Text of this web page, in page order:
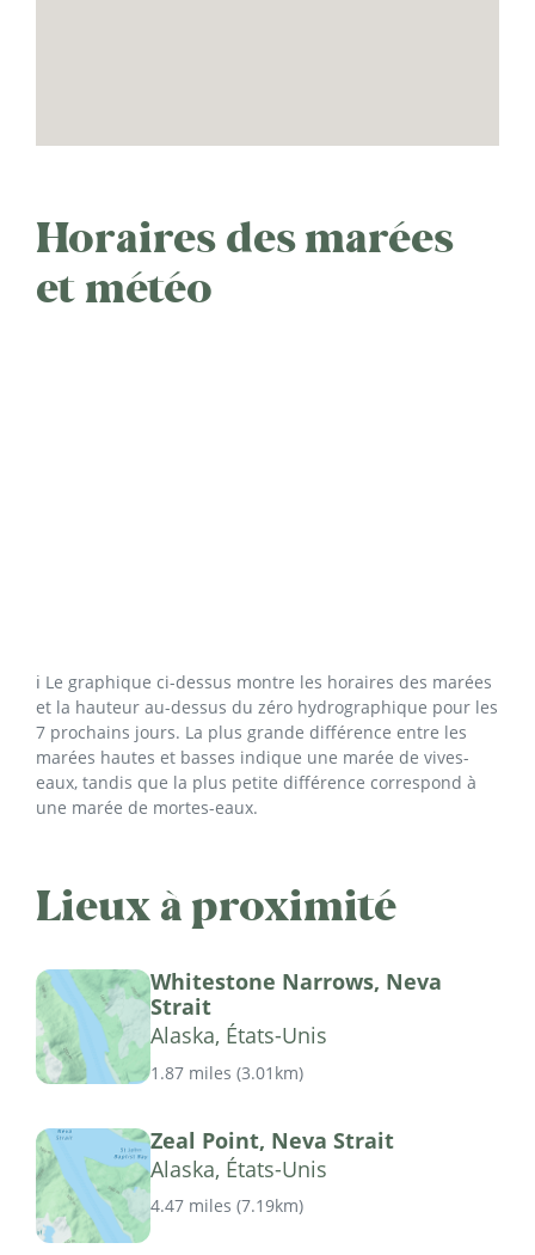
Horaires des marées
et météo
ℹ️ Le graphique ci-dessus montre les horaires des marées
et la hauteur au-dessus du zéro hydrographique pour les
7 prochains jours. La plus grande différence entre les
marées hautes et basses indique une marée de vives-
eaux, tandis que la plus petite différence correspond à
une marée de mortes-eaux.
Lieux à proximité
Whitestone Narrows, Neva
Strait
Alaska, États-Unis
1.87 miles (3.01km)
Zeal Point, Neva Strait
Alaska, États-Unis
4.47 miles (7.19km)